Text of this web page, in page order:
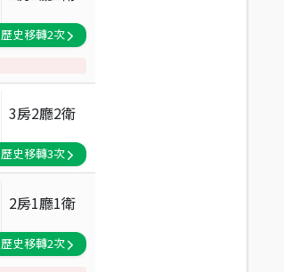
歷史移轉2次
3房2廳2衛
歷史移轉3次
2房1廳1衛
歷史移轉2次